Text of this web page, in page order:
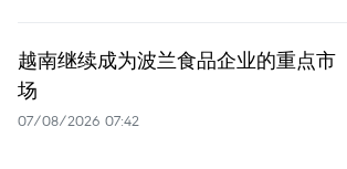
越南继续成为波兰食品企业的重点市
场
07/08/2026 07:42